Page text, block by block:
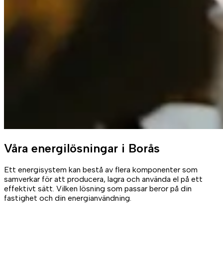
Våra energilösningar i Borås
Ett energisystem kan bestå av flera komponenter som
samverkar för att producera, lagra och använda el på ett
effektivt sätt. Vilken lösning som passar beror på din
fastighet och din energianvändning.